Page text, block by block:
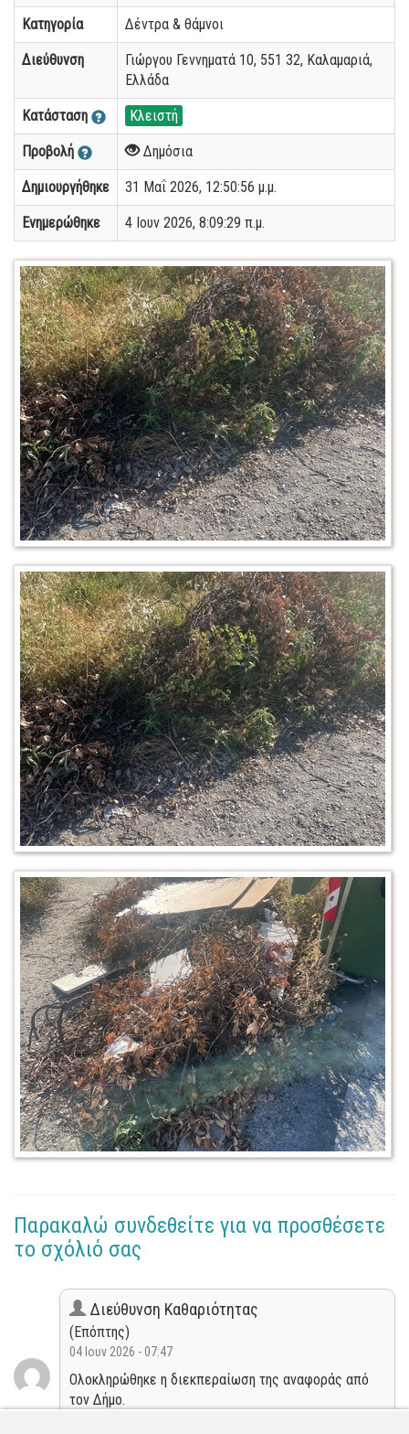
Κατηγορία Δέντρα & θάμνοι
Διεύθυνση
Γιώργου Γεννηματά 10, 551 32, Καλαμαριά,
Ελλάδα
Κατάσταση Κλειστή
Προβολή Δημόσια
Δημιουργήθηκε 31 Μαΐ 2026, 12:50:56 μ.μ.
Ενημερώθηκε 4 Ιουν 2026, 8:09:29 π.μ.
Παρακαλώ συνδεθείτε για να προσθέσετε
το σχόλιό σας
Διεύθυνση Καθαριότητας
(Επόπτης)
04 Ιουν 2026 - 07:47
Ολοκληρώθηκε η διεκπεραίωση της αναφοράς από
τον Δήμο.